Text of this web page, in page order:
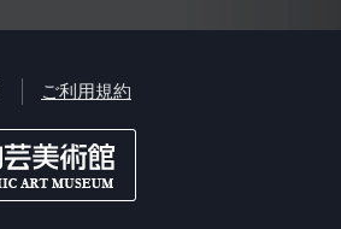
ご利用規約